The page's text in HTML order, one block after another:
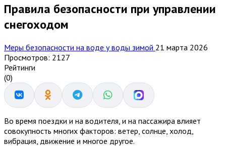
Правила безопасности при управлении
снегоходом
Меры безопасности на воде у воды зимой 21 марта 2026
Просмотров: 2127
Рейтинги
(0)
Во время поездки и на водителя, и на пассажира влияет
совокупность многих факторов: ветер, солнце, холод,
вибрация, движение и многое другое.